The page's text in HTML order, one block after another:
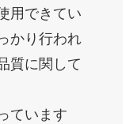
用できてい
かり行われ
質に関して
ています